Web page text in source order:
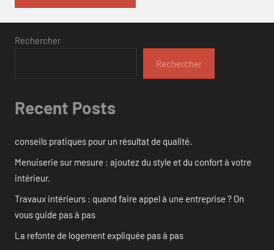
Rechercher
Rechercher
Recent Posts
conseils pratiques pour un résultat de qualité.
Menuiserie sur mesure : ajoutez du style et du confort à votre
intérieur.
Travaux intérieurs : quand faire appel à une entreprise ? On
vous guide pas à pas
La refonte de logement expliquée pas à pas